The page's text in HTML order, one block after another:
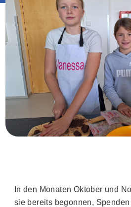
In den Monaten Oktober und
sie bereits begonnen,